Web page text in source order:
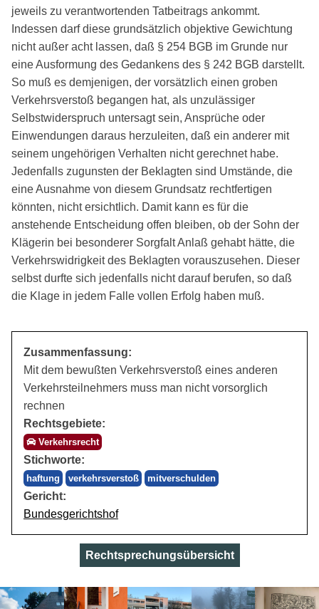
jeweils zu verantwortenden Tatbeitrags ankommt.
Indessen darf diese grundsätzlich objektive Gewichtung
nicht außer acht lassen, daß § 254 BGB im Grunde nur
eine Ausformung des Gedankens des § 242 BGB darstellt.
So muß es demjenigen, der vorsätzlich einen groben
Verkehrsverstoß begangen hat, als unzulässiger
Selbstwiderspruch untersagt sein, Ansprüche oder
Einwendungen daraus herzuleiten, daß ein anderer mit
seinem ungehörigen Verhalten nicht gerechnet habe.
Jedenfalls zugunsten der Beklagten sind Umstände, die
eine Ausnahme von diesem Grundsatz rechtfertigen
könnten, nicht ersichtlich. Damit kann es für die
anstehende Entscheidung offen bleiben, ob der Sohn der
Klägerin bei besonderer Sorgfalt Anlaß gehabt hätte, die
Verkehrswidrigkeit des Beklagten vorauszusehen. Dieser
selbst durfte sich jedenfalls nicht darauf berufen, so daß
die Klage in jedem Falle vollen Erfolg haben muß.
Zusammenfassung:
Mit dem bewußten Verkehrsverstoß eines anderen
Verkehrsteilnehmers muss man nicht vorsorglich
rechnen
Rechtsgebiete:
Verkehrsrecht
Stichworte:
haftung verkehrsverstoß mitverschulden
Gericht:
Bundesgerichtshof
Rechtsprechungsübersicht